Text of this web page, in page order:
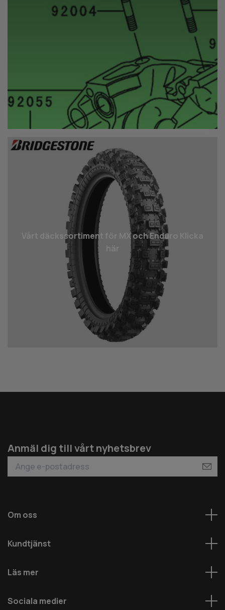
Vårt däcks­sortiment för MX och Enduro Klicka
Anmäl dig till vårt nyhetsbrev
Om oss
Kundtjänst
Läs mer
Sociala medier